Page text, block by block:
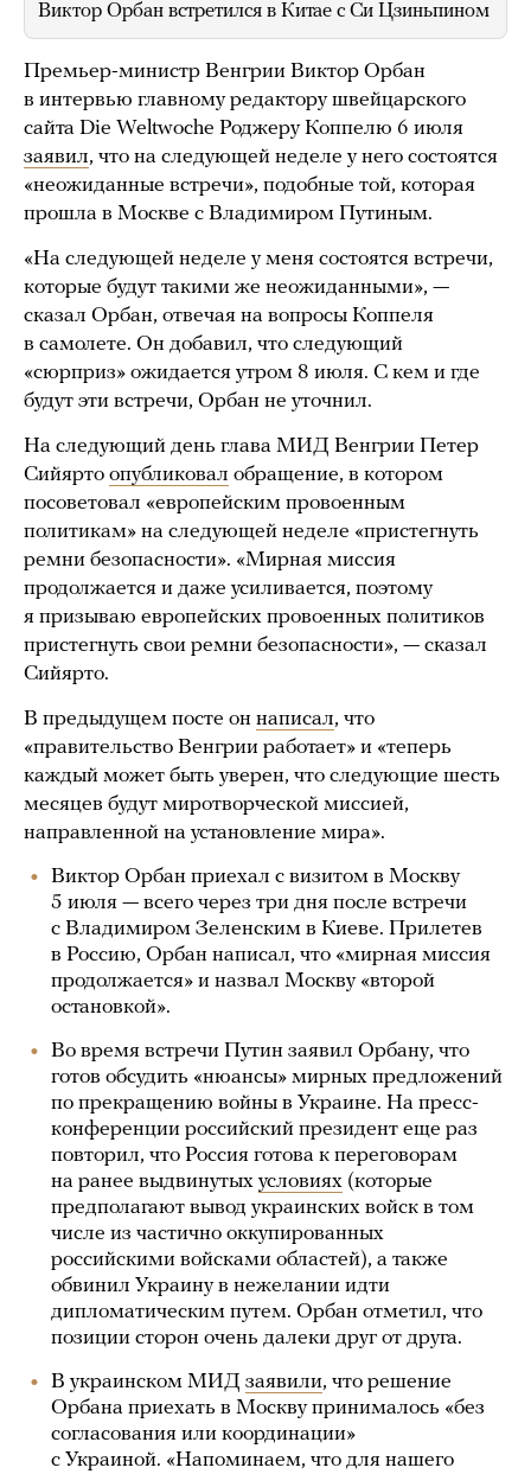
Виктор Орбан встретился в Китае с Си Цзиньпином
Премьер-министр Венгрии Виктор Орбан
в интервью главному редактору швейцарского
сайта Die Weltwoche Роджеру Коппелю 6 июля
заявил, что на следующей неделе у него состоятся
«неожиданные встречи», подобные той, которая
прошла в Москве с Владимиром Путиным.
«На следующей неделе у меня состоятся встречи,
которые будут такими же неожиданными», —
сказал Орбан, отвечая на вопросы Коппеля
в самолете. Он добавил, что следующий
«сюрприз» ожидается утром 8 июля. С кем и где
будут эти встречи, Орбан не уточнил.
На следующий день глава МИД Венгрии Петер
Сийярто опубликовал обращение, в котором
посоветовал «европейским провоенным
политикам» на следующей неделе «пристегнуть
ремни безопасности». «Мирная миссия
продолжается и даже усиливается, поэтому
я призываю европейских провоенных политиков
пристегнуть свои ремни безопасности», — сказал
Сийярто.
В предыдущем посте он написал, что
«правительство Венгрии работает» и «теперь
каждый может быть уверен, что следующие шесть
месяцев будут миротворческой миссией,
направленной на установление мира».
Виктор Орбан приехал с визитом в Москву
5 июля — всего через три дня после встречи
с Владимиром Зеленским в Киеве. Прилетев
в Россию, Орбан написал, что «мирная миссия
продолжается» и назвал Москву «второй
остановкой».
Во время встречи Путин заявил Орбану, что
готов обсудить «нюансы» мирных предложений
по прекращению войны в Украине. На пресс-
конференции российский президент еще раз
повторил, что Россия готова к переговорам
на ранее выдвинутых условиях (которые
предполагают вывод украинских войск в том
числе из частично оккупированных
российскими войсками областей), а также
обвинил Украину в нежелании идти
дипломатическим путем. Орбан отметил, что
позиции сторон очень далеки друг от друга.
В украинском МИД заявили, что решение
Орбана приехать в Москву принималось «без
согласования или координации»
с Украиной. «Напоминаем, что для нашего